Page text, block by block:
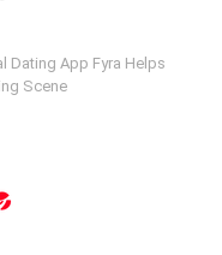
Dating App Fyra Helps
Scene